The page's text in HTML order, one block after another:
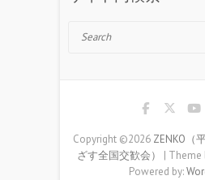
Search
Copyright ©2026 ZENKO（
ざす全国交歓会）
| Theme
Powered by: